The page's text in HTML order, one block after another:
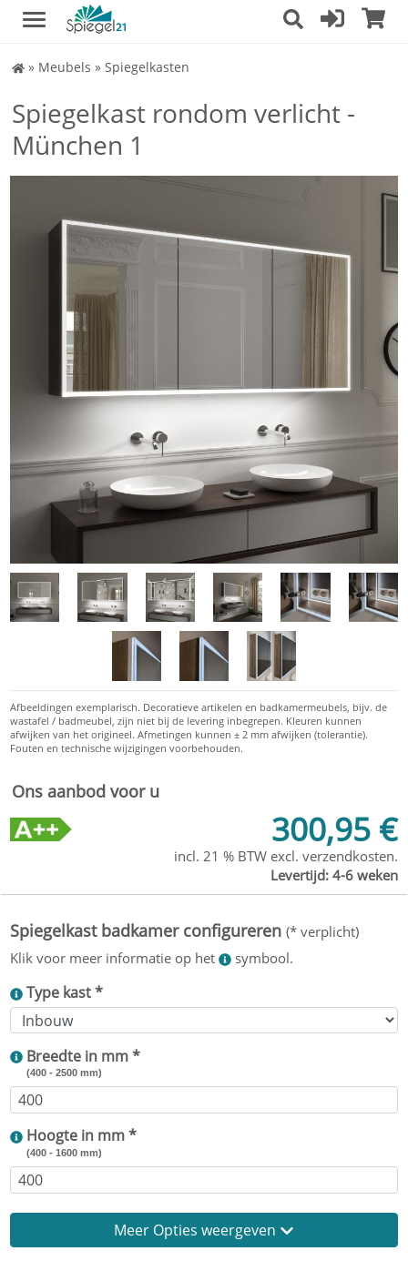
» Meubels » Spiegelkasten
Spiegelkast rondom verlicht -
München 1
Ons aanbod voor u
300,95 €
incl. 21 % BTW excl. verzendkosten.
Levertijd: 4-6 weken
Type kast *
Breedte in mm *
(400 - 2500 mm)
Hoogte in mm *
(400 - 1600 mm)
Opties weergeven